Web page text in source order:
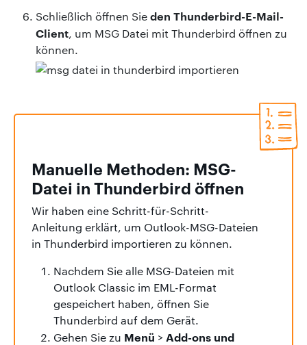
Schließlich öffnen Sieden Thunderbird-E-Mail-
Client, um MSG Datei mit Thunderbird öffnen zu
können.
Manuelle Methoden: MSG-
Datei in Thunderbird öffnen
Wir haben eine Schritt-für-Schritt-
Anleitung erklärt, um Outlook-MSG-Dateien
in Thunderbird importieren zu können.
Nachdem Sie alle MSG-Dateien mit
Outlook Classic im EML-Format
gespeichert haben, öffnen Sie
Thunderbird auf dem Gerät.
Gehen Sie zu Menü > Add-ons und